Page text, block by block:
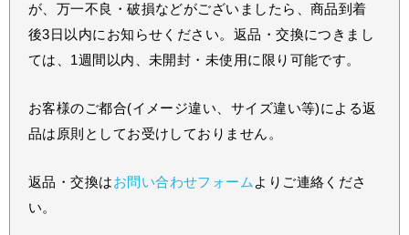
が、万一不良・破損などがございましたら、商品到着
後3日以内にお知らせください。返品・交換につきまし
ては、1週間以内、未開封・未使用に限り可能です。
お客様のご都合(イメージ違い、サイズ違い等)による返
品は原則としてお受けしておりません。
返品・交換はお問い合わせフォーム よりご連絡くださ
い。